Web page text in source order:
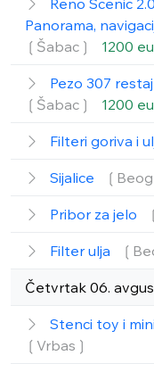
Reno Scenic
Panorama,
❲Šabac❳
1200
Pezo 307
❲Šabac❳
1200
Filteri goriva i
Sijalice
Pribor za jelo
Filter ulja
Četvrtak 06.
Stenci toy i
❲Vrbas❳